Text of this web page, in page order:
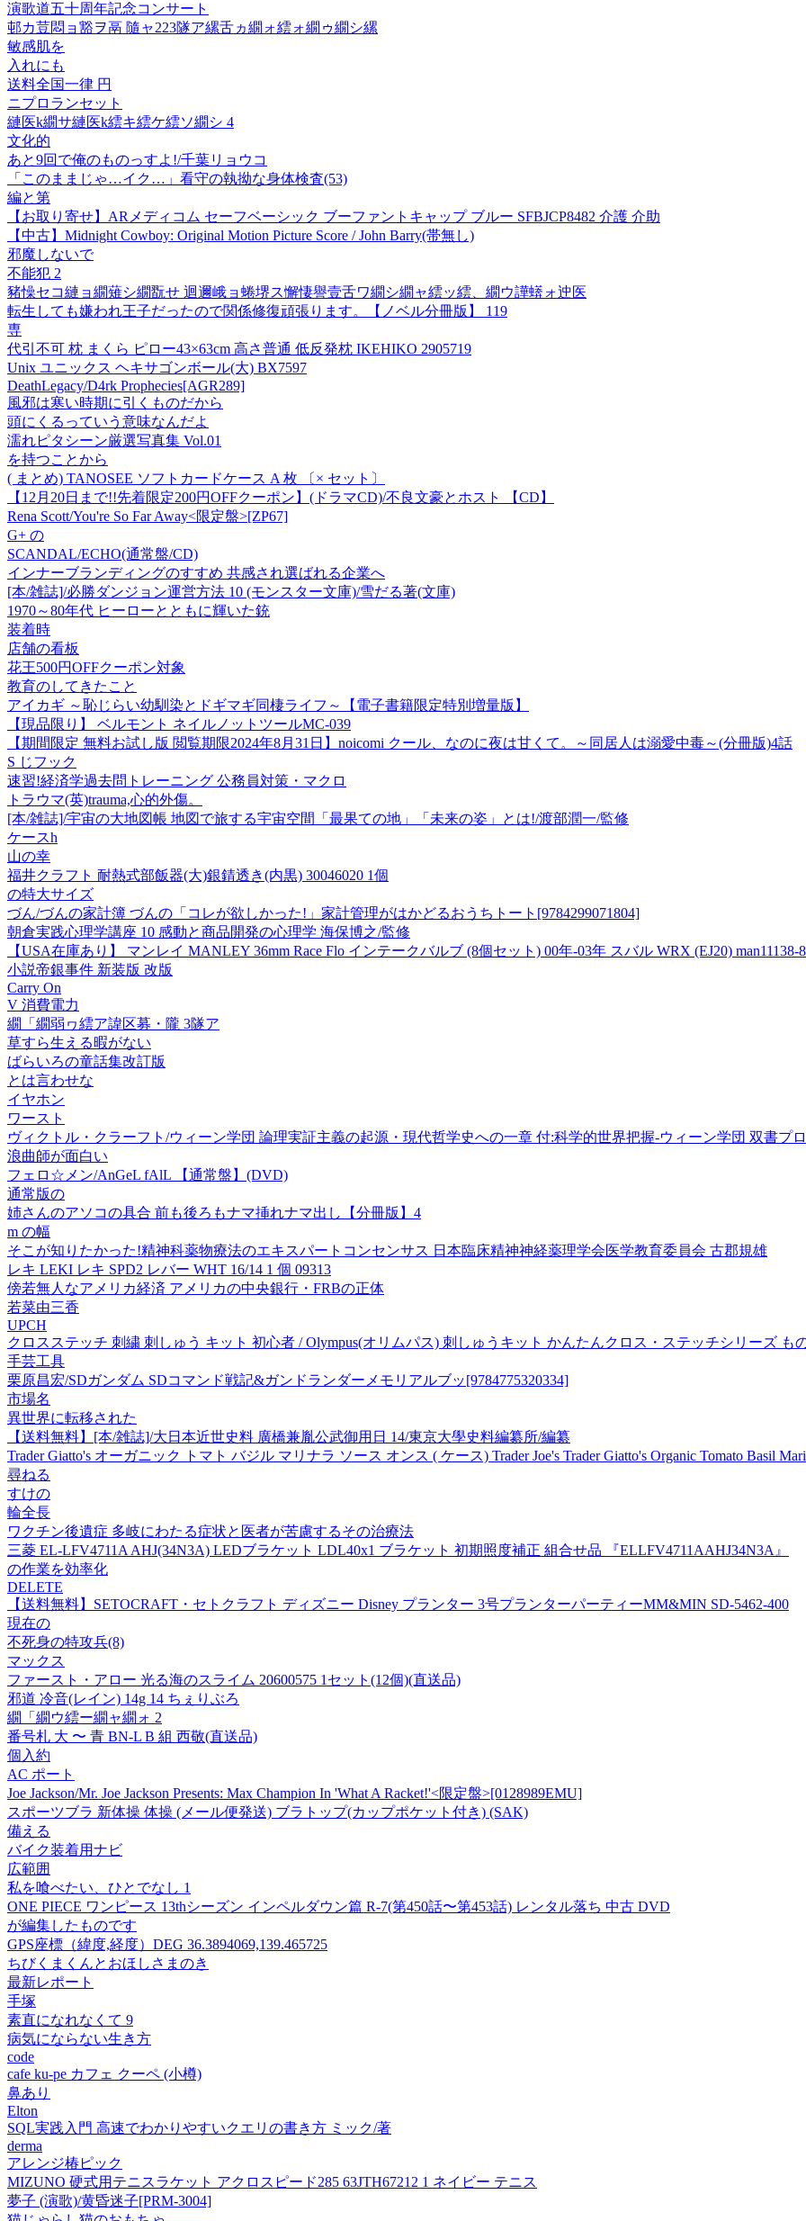
演歌道五十周年記念コンサート
邨カ荳悶ョ豁ヲ鬲 隨ャ223隧ア縲舌ヵ繝ォ繧ォ繝ゥ繝シ縲
敏感肌を
入れにも
送料全国一律 円
ニプロランセット
縺医k繝サ縺医k繧キ繧ケ繧ソ繝シ 4
文化的
あと9回で俺のものっすよ!/千葉リョウコ
「このままじゃ…イク…」看守の執拗な身体検査(53)
編と第
【お取り寄せ】ARメディコム セーフベーシック ブーファントキャップ ブルー SFBJCP8482 介護 介助
【中古】Midnight Cowboy: Original Motion Picture Score / John Barry(帯無し)
邪魔しないで
不能犯 2
豬懆セコ縺ョ繝薙シ繝翫せ 迴邇峨ョ蜷堺ス懈悽譽壹舌ワ繝シ繝ャ繧ッ繧、繝ウ譁蠎ォ迚医
転生しても嫌われ王子だったので関係修復頑張ります。【ノベル分冊版】 119
専
代引不可 枕 まくら ピロー43×63cm 高さ普通 低反発枕 IKEHIKO 2905719
Unix ユニックス ヘキサゴンボール(大) BX7597
DeathLegacy/D4rk Prophecies[AGR289]
風邪は寒い時期に引くものだから
頭にくるっていう意味なんだよ
濡れピタシーン厳選写真集 Vol.01
を持つことから
( まとめ) TANOSEE ソフトカードケース A 枚 〔× セット〕
【12月20日まで!!先着限定200円OFFクーポン】(ドラマCD)/不良文豪とホスト 【CD】
Rena Scott/You're So Far Away<限定盤>[ZP67]
G+ の
SCANDAL/ECHO(通常盤/CD)
インナーブランディングのすすめ 共感され選ばれる企業へ
[本/雑誌]/必勝ダンジョン運営方法 10 (モンスター文庫)/雪だる著(文庫)
1970～80年代 ヒーローとともに輝いた銃
装着時
店舗の看板
花王500円OFFクーポン対象
教育のしてきたこと
アイカギ ～恥じらい幼馴染とドギマギ同棲ライフ～【電子書籍限定特別増量版】
【現品限り】 ベルモント ネイルノットツールMC-039
【期間限定 無料お試し版 閲覧期限2024年8月31日】noicomi クール、なのに夜は甘くて。～同居人は溺愛中毒～(分冊版)4話
S じフック
速習!経済学過去問トレーニング 公務員対策・マクロ
トラウマ(英)trauma,心的外傷。
[本/雑誌]/宇宙の大地図帳 地図で旅する宇宙空間「最果ての地」「未来の姿」とは!/渡部潤一/監修
ケースh
山の幸
福井クラフト 耐熱式部飯器(大)銀錆透き(内黒) 30046020 1個
の特大サイズ
づん/づんの家計簿 づんの「コレが欲しかった!」家計管理がはかどるおうちトート[9784299071804]
朝倉実践心理学講座 10 感動と商品開発の心理学 海保博之/監修
【USA在庫あり】 マンレイ MANLEY 36mm Race Flo インテークバルブ (8個セット) 00年-03年 スバル WRX (EJ20) man11138-
小説帝銀事件 新装版 改版
Carry On
V 消費電力
繝「繝弱ヮ繧ア諱区募・隴 3隧ア
草すら生える暇がない
ばらいろの童話集改訂版
とは言わせな
イヤホン
ワースト
ヴィクトル・クラーフト/ウィーン学団 論理実証主義の起源・現代哲学史への一章 付:科学的世界把握-ウィーン学団 双書プロ
浪曲師が面白い
フェロ☆メン/AnGeL fAlL 【通常盤】(DVD)
通常版の
姉さんのアソコの具合 前も後ろもナマ挿れナマ出し【分冊版】4
m の幅
そこが知りたかった!精神科薬物療法のエキスパートコンセンサス 日本臨床精神神経薬理学会医学教育委員会 古郡規雄
レキ LEKI レキ SPD2 レバー WHT 16/14 1 個 09313
傍若無人なアメリカ経済 アメリカの中央銀行・FRBの正体
若菜由三香
UPCH
クロスステッチ 刺繍 刺しゅう キット 初心者 / Olympus(オリムパス) 刺しゅうキット かんたんクロス・ステッチシリーズ も
手芸工具
栗原昌宏/SDガンダム SDコマンド戦記&ガンドランダーメモリアルブッ[9784775320334]
市場名
異世界に転移された
【送料無料】[本/雑誌]/大日本近世史料 廣橋兼胤公武御用日 14/東京大學史料編纂所/編纂
Trader Giatto's オーガニック トマト バジル マリナラ ソース オンス ( ケース) Trader Joe's Trader Giatto's Organic Tomato Basil
尋ねる
すけの
輪全長
ワクチン後遺症 多岐にわたる症状と医者が苦慮するその治療法
三菱 EL-LFV4711A AHJ(34N3A) LEDブラケット LDL40x1 ブラケット 初期照度補正 組合せ品 『ELLFV4711AAHJ34N3A』
の作業を効率化
DELETE
【送料無料】SETOCRAFT・セトクラフト ディズニー Disney プランター 3号プランターパーティーMM&MIN SD-5462-400
現在の
不死身の特攻兵(8)
マックス
ファースト・アロー 光る海のスライム 20600575 1セット(12個)(直送品)
邪道 冷音(レイン) 14g 14 ちぇりぶろ
繝「繝ウ繧ー繝ャ繝ォ 2
番号札 大 〜 青 BN-L B 組 西敬(直送品)
個入約
AC ポート
Joe Jackson/Mr. Joe Jackson Presents: Max Champion In 'What A Racket!'<限定盤>[0128989EMU]
スポーツブラ 新体操 体操 (メール便発送) ブラトップ(カップポケット付き) (SAK)
備える
バイク装着用ナビ
広範囲
私を喰べたい、ひとでなし 1
ONE PIECE ワンピース 13thシーズン インペルダウン篇 R-7(第450話〜第453話) レンタル落ち 中古 DVD
が編集したものです
GPS座標（緯度,経度）DEG 36.3894069,139.465725
ちびくまくんとおほしさまのき
最新レポート
手塚
素直になれなくて 9
病気にならない生き方
code
cafe ku-pe カフェ クーペ (小樽)
鼻あり
Elton
SQL実践入門 高速でわかりやすいクエリの書き方 ミック/著
derma
アレンジ椿ピック
MIZUNO 硬式用テニスラケット アクロスピード285 63JTH67212 1 ネイビー テニス
夢子 (演歌)/黄昏迷子[PRM-3004]